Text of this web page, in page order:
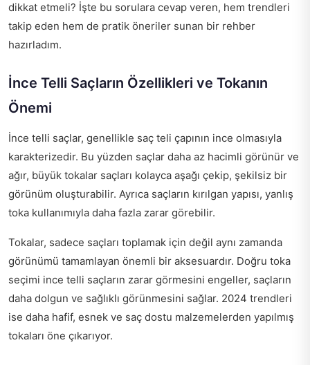
dikkat etmeli? İşte bu sorulara cevap veren, hem trendleri
takip eden hem de pratik öneriler sunan bir rehber
hazırladım.
İnce Telli Saçların Özellikleri ve Tokanın
Önemi
İnce telli saçlar, genellikle saç teli çapının ince olmasıyla
karakterizedir. Bu yüzden saçlar daha az hacimli görünür ve
ağır, büyük tokalar saçları kolayca aşağı çekip, şekilsiz bir
görünüm oluşturabilir. Ayrıca saçların kırılgan yapısı, yanlış
toka kullanımıyla daha fazla zarar görebilir.
Tokalar, sadece saçları toplamak için değil aynı zamanda
görünümü tamamlayan önemli bir aksesuardır. Doğru toka
seçimi ince telli saçların zarar görmesini engeller, saçların
daha dolgun ve sağlıklı görünmesini sağlar. 2024 trendleri
ise daha hafif, esnek ve saç dostu malzemelerden yapılmış
tokaları öne çıkarıyor.